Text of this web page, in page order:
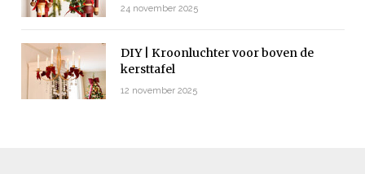
24 november 2025
DIY | Kroonluchter voor boven de
kersttafel
12 november 2025